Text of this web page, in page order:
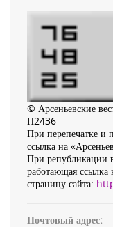
© Арсеньевские
П2436
При перепечатке и
ссылка на
При републикации
работающая ссылка
страницу сайта:
Почтовый адрес: